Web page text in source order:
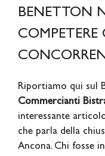
BENETTON
Riportiamo qui sul
Commercianti
interessante
che parla della
Ancona. Chi fosse